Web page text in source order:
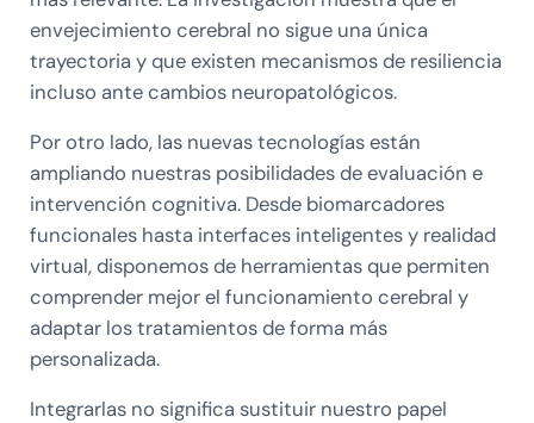
envejecimiento cerebral no sigue una única
trayectoria y que existen mecanismos de resiliencia
incluso ante cambios neuropatológicos.
Por otro lado, las nuevas tecnologías están
ampliando nuestras posibilidades de evaluación e
intervención cognitiva. Desde biomarcadores
funcionales hasta interfaces inteligentes y realidad
virtual, disponemos de herramientas que permiten
comprender mejor el funcionamiento cerebral y
adaptar los tratamientos de forma más
personalizada.
Integrarlas no significa sustituir nuestro papel